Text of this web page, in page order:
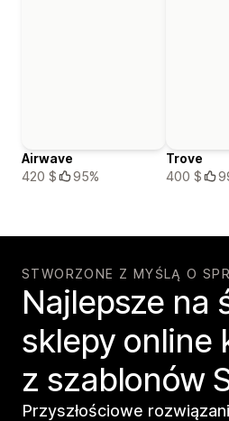
Airwave
420 $
95%
Trove
400 $
STWORZONE Z MYŚLĄ O
Najlepsze na
sklepy online
z szablonów
Przyszłościowe